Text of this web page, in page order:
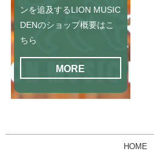
ンを追及するLION MUSIC
DENのショップ概要はこ
ちら
MORE
HOME